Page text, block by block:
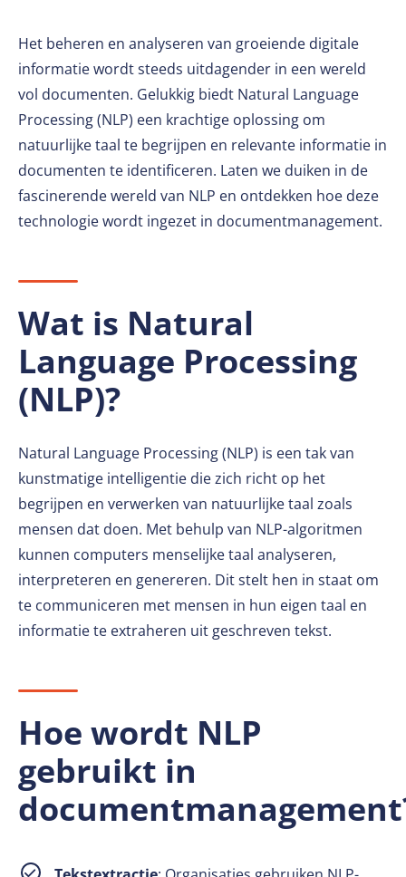
Het beheren en analyseren van groeiende digitale
informatie wordt steeds uitdagender in een wereld
vol documenten. Gelukkig biedt Natural Language
Processing (NLP) een krachtige oplossing om
natuurlijke taal te begrijpen en relevante informatie in
documenten te identificeren. Laten we duiken in de
fascinerende wereld van NLP en ontdekken hoe deze
technologie wordt ingezet in documentmanagement.
Wat is Natural
Language Processing
(NLP)?
Natural Language Processing (NLP) is een tak van
kunstmatige intelligentie die zich richt op het
begrijpen en verwerken van natuurlijke taal zoals
mensen dat doen. Met behulp van NLP-algoritmen
kunnen computers menselijke taal analyseren,
interpreteren en genereren. Dit stelt hen in staat om
te communiceren met mensen in hun eigen taal en
informatie te extraheren uit geschreven tekst.
Hoe wordt NLP
gebruikt in